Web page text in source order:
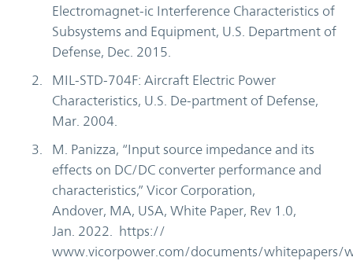
Electromagnet-ic Interference Characteristics of
Subsystems and Equipment, U.S. Department of
Defense, Dec. 2015.
MIL-STD-704F: Aircraft Electric Power
Characteristics, U.S. De-partment of Defense,
Mar. 2004.
M. Panizza, “Input source impedance and its
effects on DC/DC converter performance and
characteristics,” Vicor Corporation,
Andover, MA, USA, White Paper, Rev 1.0,
Jan. 2022. https://
www.vicorpower.com/documents/whitepapers/